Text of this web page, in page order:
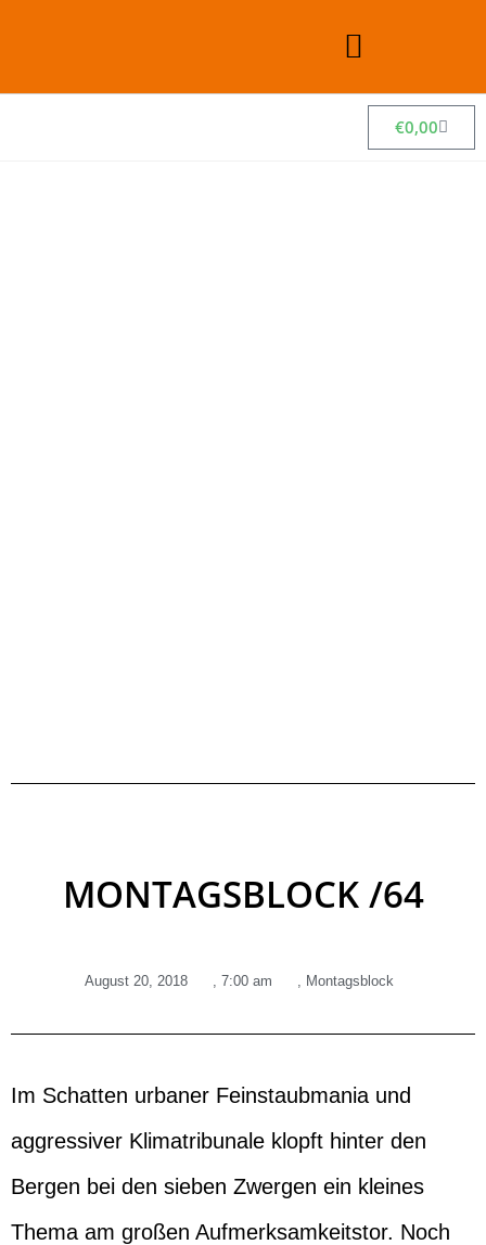
€0,00
MONTAGSBLOCK /64
August 20, 2018 , 7:00 am , Montagsblock
Im Schatten urbaner Feinstaubmania und
aggressiver Klimatribunale klopft hinter den
Bergen bei den sieben Zwergen ein kleines
Thema am großen Aufmerksamkeitstor. Noch